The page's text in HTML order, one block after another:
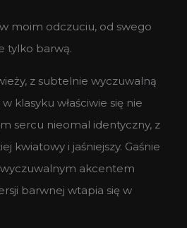
moim odczuciu, od swego
tylko barwą.
z subtelnie wyczuwalną
klasyku właściwie się nie
sercu nieomal identyczny, z
kwiatowy i jaśniejszy. Gaśnie
wyczuwalnym akcentem
barwnej wtapia się w